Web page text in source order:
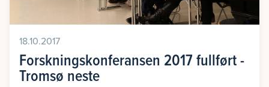
18.10.2017
Forskningskonferansen 2017 fullført -
Tromsø neste